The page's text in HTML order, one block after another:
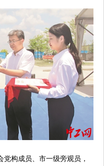
党构成员、市一级旁观员，